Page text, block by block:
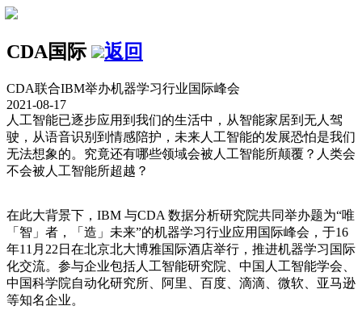
CDA国际 返回
CDA联合IBM举办机器学习行业国际峰会
2021-08-17
人工智能已逐步应用到我们的生活中，从智能家居到无人驾
驶，从语音识别到情感陪护，未来人工智能的发展恐怕是我们
无法想象的。究竟还有哪些领域会被人工智能所颠覆？人类会
不会被人工智能所超越？
在此大背景下，IBM 与CDA 数据分析研究院共同举办题为“唯
「智」者，「造」未来”的机器学习行业应用国际峰会，于16
年11月22日在北京北大博雅国际酒店举行，推进机器学习国际
化交流。参与企业包括人工智能研究院、中国人工智能学会、
中国科学院自动化研究所、阿里、百度、滴滴、微软、亚马逊
等知名企业。